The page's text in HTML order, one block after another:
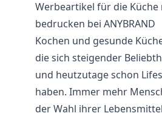
Werbeartikel für die Küche
bedrucken bei ANYBRAND
Kochen und gesunde
die sich steigender
und heutzutage schon
haben. Immer mehr
der Wahl ihrer